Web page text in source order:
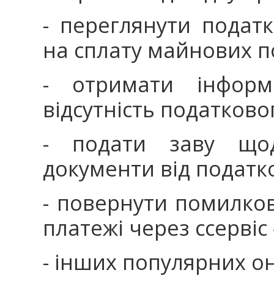
- переглянути
на сплату майнових
- отримати
відсутність
- подати заву
документи від
- повернути
платежі через
- інших популярних